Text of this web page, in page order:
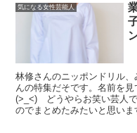
気になる女性芸能人
林修さんのニッポンドリル
んの特集だそです。名前を
(>_<) どうやらお笑い芸人
のでまとめたみたいと思い